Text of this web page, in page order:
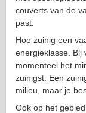
couverts van de
past.
Hoe zuinig een
energieklasse. Bij
momenteel het
zuinigst. Een
milieu, maar je
Ook op het